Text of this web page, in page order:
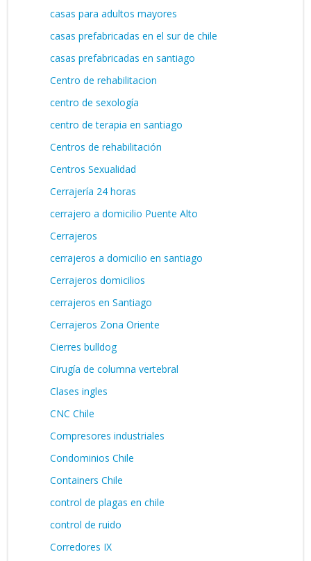
casas para adultos mayores
casas prefabricadas en el sur de chile
casas prefabricadas en santiago
Centro de rehabilitacion
centro de sexología
centro de terapia en santiago
Centros de rehabilitación
Centros Sexualidad
Cerrajería 24 horas
cerrajero a domicilio Puente Alto
Cerrajeros
cerrajeros a domicilio en santiago
Cerrajeros domicilios
cerrajeros en Santiago
Cerrajeros Zona Oriente
Cierres bulldog
Cirugía de columna vertebral
Clases ingles
CNC Chile
Compresores industriales
Condominios Chile
Containers Chile
control de plagas en chile
control de ruido
Corredores IX